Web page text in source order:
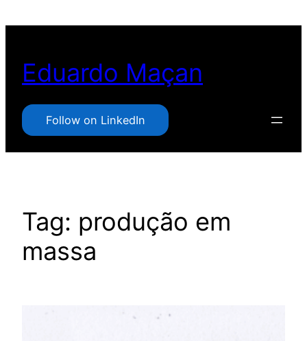
conteúdo
Eduardo Maçan
Follow on LinkedIn
Tag: produção em
massa